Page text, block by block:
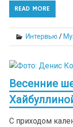
READ MORE
Интервью /
Весенние
С приходом